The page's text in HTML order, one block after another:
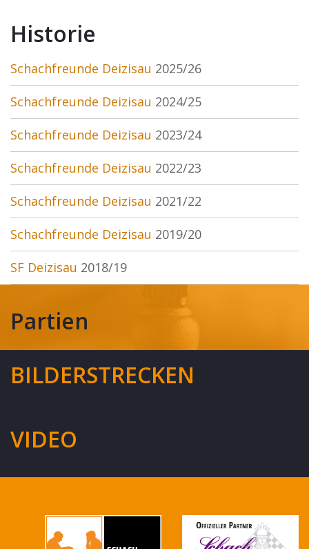
Historie
Schachfreunde Deizisau 2025/26
Schachfreunde Deizisau 2024/25
Schachfreunde Deizisau 2023/24
Schachfreunde Deizisau 2022/23
Schachfreunde Deizisau 2021/22
Schachfreunde Deizisau 2019/20
SF Deizisau 2018/19
Partien
BILDERSTRECKEN
VIDEO